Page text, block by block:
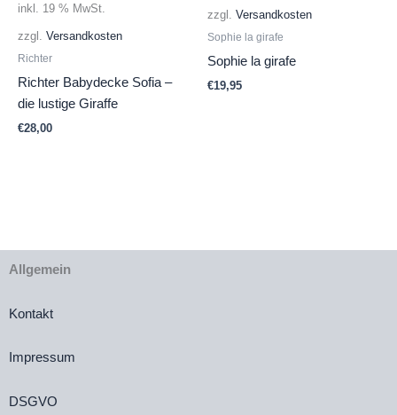
inkl. 19 % MwSt.
zzgl. Versandkosten
Richter
Richter Babydecke Sofia –
die lustige Giraffe
€28,00
zzgl. Versandkosten
Sophie la girafe
Sophie la girafe
€19,95
Allgemein
Kontakt
Impressum
DSGVO